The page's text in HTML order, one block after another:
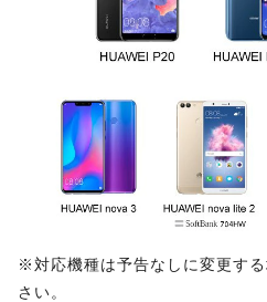
※対応機種は予告なしに変更す
さい。